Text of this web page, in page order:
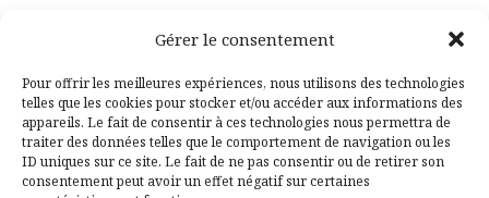
Gérer le consentement
Pour offrir les meilleures expériences, nous utilisons des technologies
telles que les cookies pour stocker et/ou accéder aux informations des
appareils. Le fait de consentir à ces technologies nous permettra de
traiter des données telles que le comportement de navigation ou les
ID uniques sur ce site. Le fait de ne pas consentir ou de retirer son
consentement peut avoir un effet négatif sur certaines
Facebook
Pinterest